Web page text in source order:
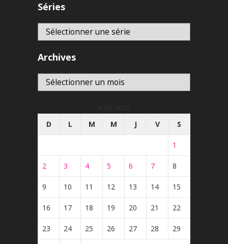
Séries
Archives
Archives
D
L M M J V S
1
2 3 4 5 6 7 8
9 10 11 12 13 14 15
16 17 18 19 20 21 22
23 24 25 26 27 28 29